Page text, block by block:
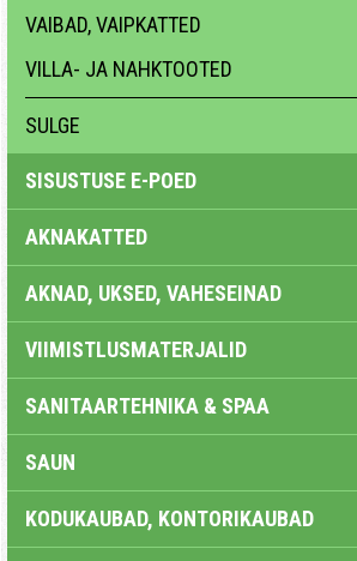
VAIBAD, VAIPKATTED
VILLA- JA NAHKTOOTED
SULGE
SISUSTUSE E-POED
AKNAKATTED
AKNAD, UKSED, VAHESEINAD
VIIMISTLUSMATERJALID
SANITAARTEHNIKA & SPAA
SAUN
KODUKAUBAD, KONTORIKAUBAD